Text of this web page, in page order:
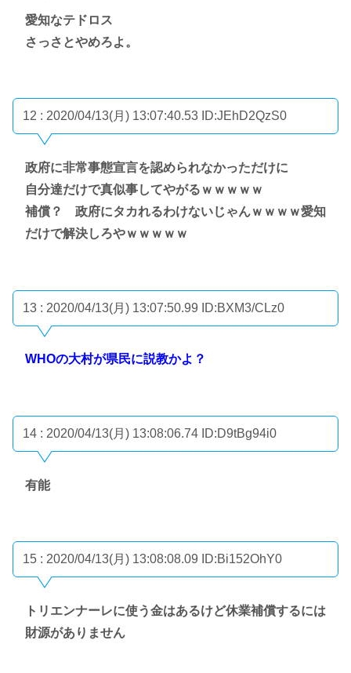
愛知なテドロス
さっさとやめろよ。
12 : 2020/04/13(月) 13:07:40.53 ID:JEhD2QzS0
政府に非常事態宣言を認められなかっただけに
自分達だけで真似事してやがるｗｗｗｗｗ
補償？ 政府にタカれるわけないじゃんｗｗｗｗ愛知
だけで解決しろやｗｗｗｗｗ
13 : 2020/04/13(月) 13:07:50.99 ID:BXM3/CLz0
WHOの大村が県民に説教かよ？
14 : 2020/04/13(月) 13:08:06.74 ID:D9tBg94i0
有能
15 : 2020/04/13(月) 13:08:08.09 ID:Bi152OhY0
トリエンナーレに使う金はあるけど休業補償するには
財源がありません